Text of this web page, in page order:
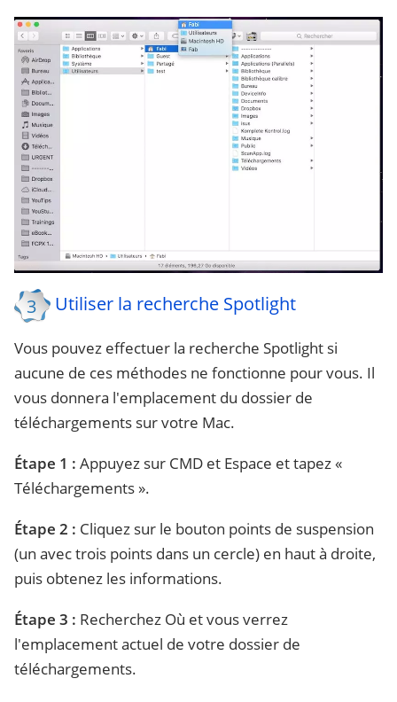
3 Utiliser la recherche Spotlight
Vous pouvez effectuer la recherche Spotlight si
aucune de ces méthodes ne fonctionne pour vous. Il
vous donnera l'emplacement du dossier de
téléchargements sur votre Mac.
Étape 1 : Appuyez sur CMD et Espace et tapez «
Téléchargements ».
Étape 2 : Cliquez sur le bouton points de suspension
(un avec trois points dans un cercle) en haut à droite,
puis obtenez les informations.
Étape 3 : Recherchez Où et vous verrez
l'emplacement actuel de votre dossier de
téléchargements.